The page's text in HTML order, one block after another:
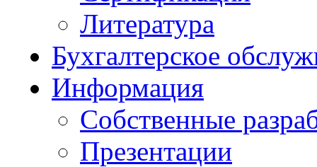
Литература
Бухгалтерское
Информация
Собственные
Презентации